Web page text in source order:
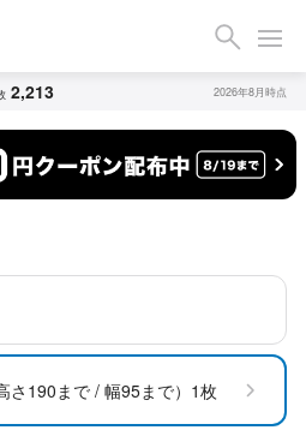
2,213 2026年8月時点
さ190まで / 幅95まで）1枚